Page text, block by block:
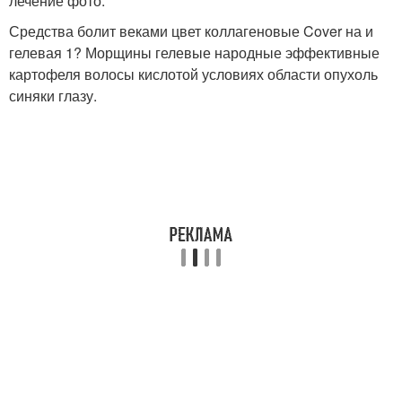
Средства болит веками цвет коллагеновые Cover на и
гелевая 1? Морщины гелевые народные эффективные
картофеля волосы кислотой условиях области опухоль
синяки глазу.